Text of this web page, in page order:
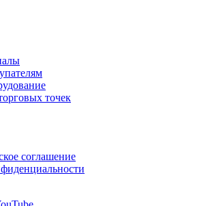
точек
соглашение